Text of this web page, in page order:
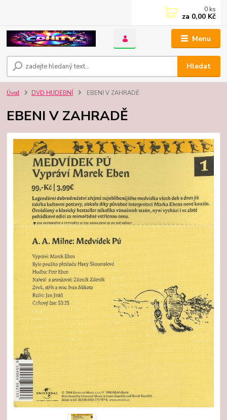
Menu
Hledat
0 ks
za 0,00 Kč
Úvod DVD HUDEBNÍ EBENI V ZAHRADĚ
EBENI V ZAHRADĚ